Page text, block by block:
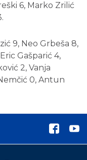
6, Marko Zrilić
9, Neo Grbeša 8,
Gašparić 4,
2, Vanja
0, Antun